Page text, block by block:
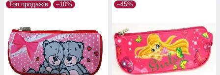
Топ продажів –10% –45%